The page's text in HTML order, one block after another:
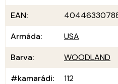
EAN:
Armáda:
USA
Barva:
WOODLAND
#kamarádi: 112